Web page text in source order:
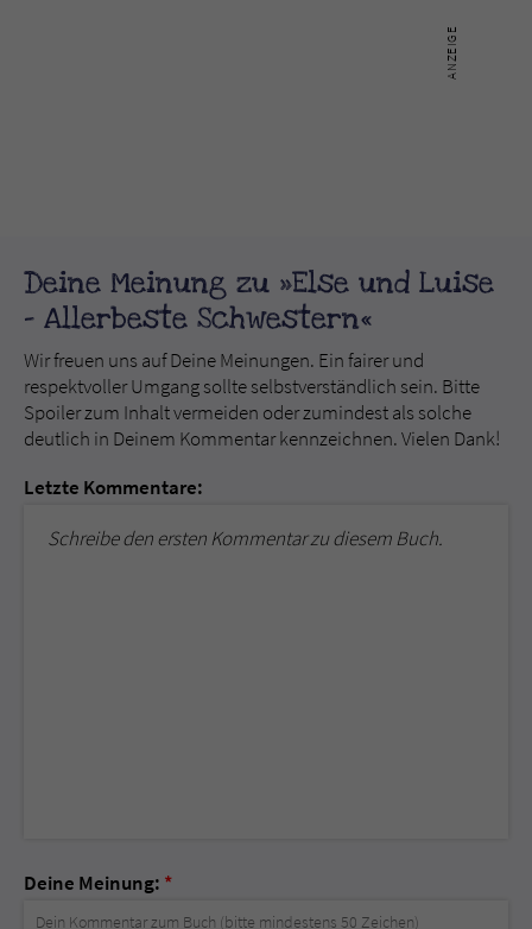
Deine Meinung zu »Else und Luise
- Allerbeste Schwestern«
Wir freuen uns auf Deine Meinungen. Ein fairer und
respektvoller Umgang sollte selbstverständlich sein. Bitte
Spoiler zum Inhalt vermeiden oder zumindest als solche
deutlich in Deinem Kommentar kennzeichnen. Vielen Dank!
Letzte Kommentare:
Schreibe den ersten Kommentar zu diesem Buch.
Deine Meinung: *